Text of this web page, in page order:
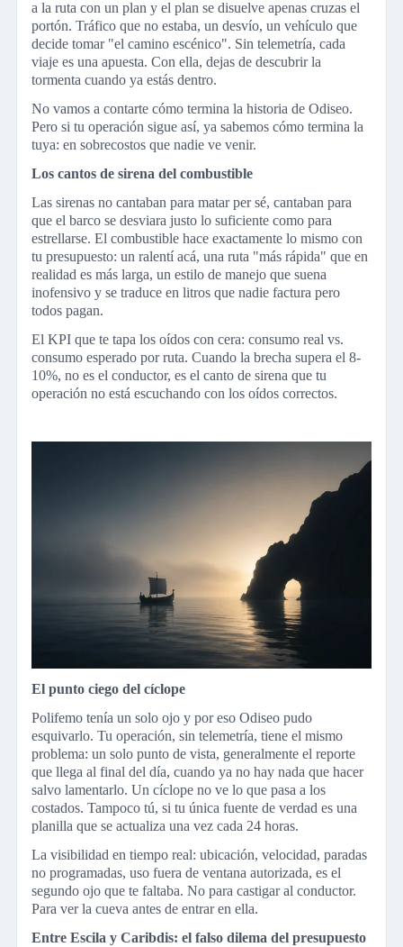
a la ruta con un plan y el plan se disuelve apenas cruzas el
portón. Tráfico que no estaba, un desvío, un vehículo que
decide tomar "el camino escénico". Sin telemetría, cada
viaje es una apuesta. Con ella, dejas de descubrir la
tormenta cuando ya estás dentro.
No vamos a contarte cómo termina la historia de Odiseo.
Pero si tu operación sigue así, ya sabemos cómo termina la
tuya: en sobrecostos que nadie ve venir.
Los cantos de sirena del combustible
Las sirenas no cantaban para matar per sé, cantaban para
que el barco se desviara justo lo suficiente como para
estrellarse. El combustible hace exactamente lo mismo con
tu presupuesto: un ralentí acá, una ruta "más rápida" que en
realidad es más larga, un estilo de manejo que suena
inofensivo y se traduce en litros que nadie factura pero
todos pagan.
El KPI que te tapa los oídos con cera: consumo real vs.
consumo esperado por ruta. Cuando la brecha supera el 8-
10%, no es el conductor, es el canto de sirena que tu
operación no está escuchando con los oídos correctos.
El punto ciego del cíclope
Polifemo tenía un solo ojo y por eso Odiseo pudo
esquivarlo. Tu operación, sin telemetría, tiene el mismo
problema: un solo punto de vista, generalmente el reporte
que llega al final del día, cuando ya no hay nada que hacer
salvo lamentarlo. Un cíclope no ve lo que pasa a los
costados. Tampoco tú, si tu única fuente de verdad es una
planilla que se actualiza una vez cada 24 horas.
La visibilidad en tiempo real: ubicación, velocidad, paradas
no programadas, uso fuera de ventana autorizada, es el
segundo ojo que te faltaba. No para castigar al conductor.
Para ver la cueva antes de entrar en ella.
Entre Escila y Caribdis: el falso dilema del presupuesto